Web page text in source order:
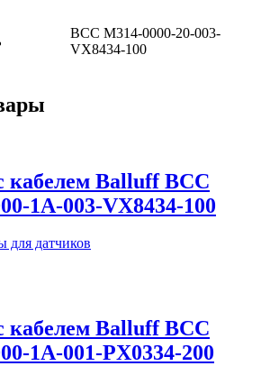
BCC M314-0000-20-003-
VX8434-100
кабелем Balluff BCC
1A-003-VX8434-100
для датчиков
кабелем Balluff BCC
1A-001-PX0334-200